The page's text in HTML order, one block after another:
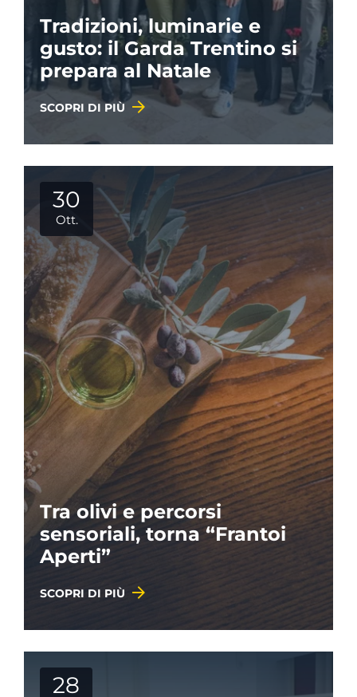
Tradizioni, luminarie e
gusto: il Garda Trentino si
prepara al Natale
SCOPRI DI PIÙ
30
Ott.
Tra olivi e percorsi
sensoriali, torna “Frantoi
Aperti”
SCOPRI DI PIÙ
28